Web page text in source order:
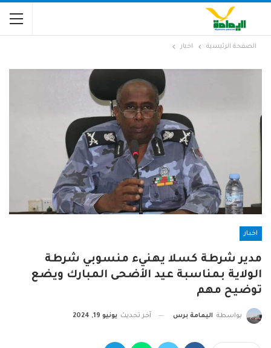
الصفحة الرئيسية اخبار
اخبار
مدير شرطة كسلا يهنيء منسوبي شرطة
الولاية بمناسبة عيد الأضحى المبارك ويضع
توضيح مهم
بواسطة اليمامة برس آخر تحديث يونيو 19, 2024